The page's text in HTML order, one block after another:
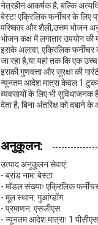
नेत्रहीन आकर्षक है, बल्कि
बेस्टा एक्रिलिक फर्नीचर के लिए
परिष्कार और शैली,उत्तम भोजन
भोजन कक्ष में लगातार उपयोग की
इसके अलावा, एक्रिलिक फर्नीचर
जा रहा है,या यहां तक कि एक
इसकी गुणवत्ता और सुरक्षा की
न्यूनतम आदेश मात्रा केवल 1
व्यवसायों के लिए भी
देता है, बिना अंतरिक्ष को दबाने
अनुकूलन:
उत्पाद अनुकूलन सेवाएं:
- ब्रांड नाम: बेस्टा
- मॉडल संख्याः एक्रिलिक फर्नीचर
- मूल स्थान: गुआंग्डोंग
- प्रमाणन: एसजीएस
- न्यूनतम आदेश मात्राः 1 पीसीएस